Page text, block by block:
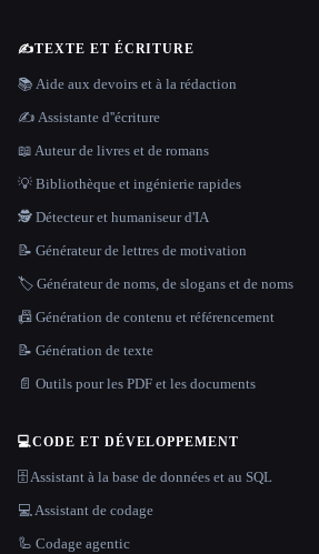
✍️TEXTE ET ÉCRITURE
📚 Aide aux devoirs et à la rédaction
✍️ Assistante d''écriture
📖 Auteur de livres et de romans
💡 Bibliothèque et ingénierie rapides
🕵️ Détecteur et humaniseur d'IA
📝 Générateur de lettres de motivation
🏷️ Générateur de noms, de slogans et de noms
📠 Génération de contenu et référencement
📝 Génération de texte
📄 Outils pour les PDF et les documents
💻CODE ET DÉVELOPPEMENT
🗄️ Assistant à la base de données et au SQL
💻 Assistant de codage
🦾 Codage agentic